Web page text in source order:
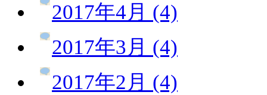
2017年4月 (4)
2017年3月 (4)
2017年2月 (4)